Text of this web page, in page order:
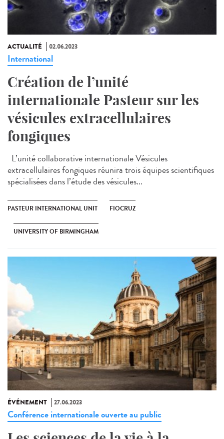
ACTUALITÉ 02.06.2023
International
Création de l’unité
internationale Pasteur sur les
vésicules extracellulaires
fongiques
L’unité collaborative internationale Vésicules
extracellulaires fongiques réunira trois équipes scientifiques
spécialisées dans l’étude des vésicules...
PASTEUR INTERNATIONAL UNIT FIOCRUZ
UNIVERSITY OF BIRMINGHAM
ÉVÉNEMENT 27.06.2023
Conférence internationale ouverte au public